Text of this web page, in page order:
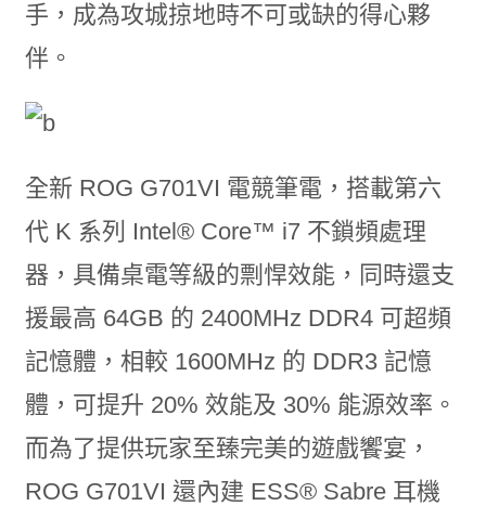
手，成為攻城掠地時不可或缺的得心夥
伴。
全新 ROG G701VI 電競筆電，搭載第六
代 K 系列 Intel® Core™ i7 不鎖頻處理
器，具備桌電等級的剽悍效能，同時還支
援最高 64GB 的 2400MHz DDR4 可超頻
記憶體，相較 1600MHz 的 DDR3 記憶
體，可提升 20% 效能及 30% 能源效率。
而為了提供玩家至臻完美的遊戲饗宴，
ROG G701VI 還內建 ESS®Sabre 耳機